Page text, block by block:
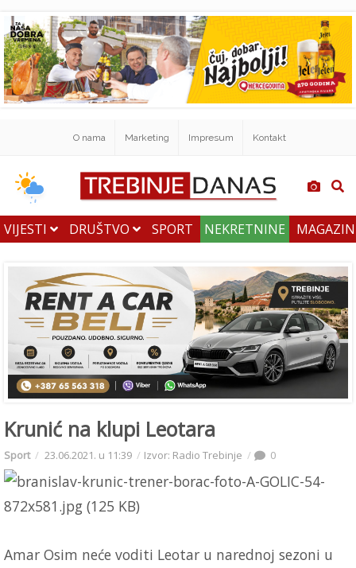
O nama Marketing Impresum Kontakt
VIJESTI DRUŠTVO SPORT NEKRETNINE
Krunić na klupi Leotara
Sport 23.06.2021. u 11:39 Izvor: Radio Trebinje 0
Amar Osim neće voditi Leotar u narednoj sezoni u